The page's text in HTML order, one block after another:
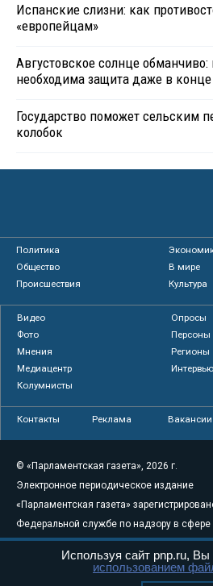
Испанские слизни: как
«европейцам»
Августовское солнце
необходима защита даже в конце
Государство поможет сельским
колобок
Политика
Общество
В мире
Происшествия
Культура
Видео
Опросы
Фото
Персоны
Мнения
Регионы
Медиацентр
Интервью
Колумнисты
Контакты Реклама Вакансии
© «Парламентская газета», 2026 г.
Электронное периодическое издание
«Парламентская газета»
Федеральной службе по надзору в сфере
связи, информационных технологий и
массовых коммуникаций
Используя сайт pnp.ru, Вы
использованием